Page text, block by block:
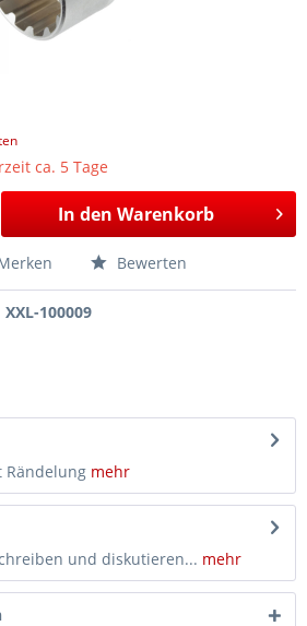
ca. 5 Tage
In den Warenkorb
Bewerten
XXL-100009
mehr
und diskutieren... mehr